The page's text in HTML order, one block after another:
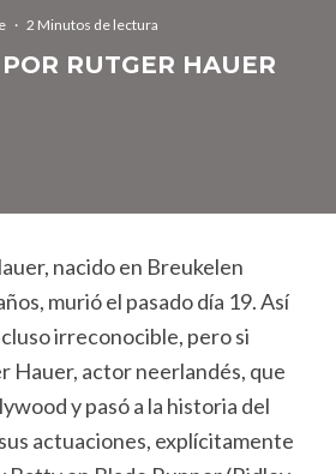
· 2 Minutos de lectura
RUTGER HAUER
nacido en Breukelen
murió el pasado día 19. Así
irreconocible, pero si
Hauer, actor neerlandés, que
y pasó a la historia del
actuaciones, explícitamente